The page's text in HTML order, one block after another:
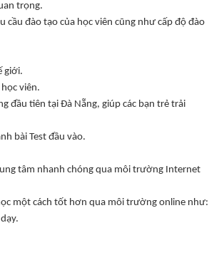
trọng.
đào tạo của học viên cũng như cấp độ đào
giới.
viên.
đầu tiên tại Đà Nẵng, giúp các bạn trẻ trải
bài Test đầu vào.
tâm nhanh chóng qua môi trường Internet
một cách tốt hơn qua môi trường online như: